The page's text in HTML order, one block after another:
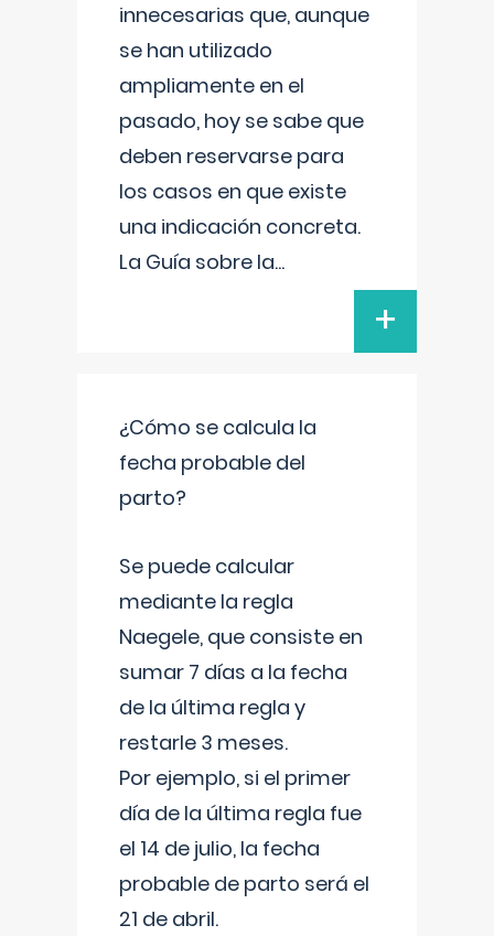
innecesarias que, aunque
se han utilizado
ampliamente en el
pasado, hoy se sabe que
deben reservarse para
los casos en que existe
una indicación concreta.
La Guía sobre la...
+
¿Cómo se calcula la
fecha probable del
parto?
Se puede calcular
mediante la regla
Naegele, que consiste en
sumar 7 días a la fecha
de la última regla y
restarle 3 meses.
Por ejemplo, si el primer
día de la última regla fue
el 14 de julio, la fecha
probable de parto será el
21 de abril.